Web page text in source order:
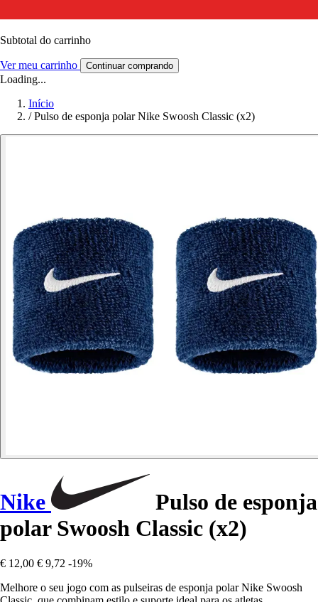
Subtotal do carrinho
Ver meu carrinho Continuar comprando
Loading...
Início
/ Pulso de esponja polar Nike Swoosh Classic (x2)
Nike
Pulso de esponja
polar Swoosh Classic (x2)
€ 12,00 € 9,72 -19%
Melhore o seu jogo com as pulseiras de esponja polar Nike Swoosh